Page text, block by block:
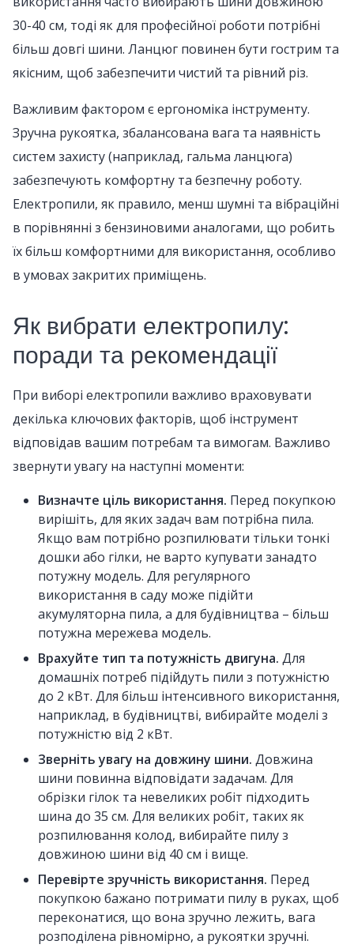
30-40 см, тоді як для професійної роботи потрібні
більш довгі шини. Ланцюг повинен бути гострим та
якісним, щоб забезпечити чистий та рівний різ.
Важливим фактором є ергономіка інструменту.
Зручна рукоятка, збалансована вага та наявність
систем захисту (наприклад, гальма ланцюга)
забезпечують комфортну та безпечну роботу.
Електропили, як правило, менш шумні та вібраційні
в порівнянні з бензиновими аналогами, що робить
їх більш комфортними для використання, особливо
в умовах закритих приміщень.
Як вибрати електропилу:
поради та рекомендації
При виборі електропили важливо враховувати
декілька ключових факторів, щоб інструмент
відповідав вашим потребам та вимогам. Важливо
звернути увагу на наступні моменти:
Визначте ціль використання. Перед покупкою
вирішіть, для яких задач вам потрібна пила.
Якщо вам потрібно розпилювати тільки тонкі
дошки або гілки, не варто купувати занадто
потужну модель. Для регулярного
використання в саду може підійти
акумуляторна пила, а для будівництва – більш
потужна мережева модель.
Врахуйте тип та потужність двигуна. Для
домашніх потреб підійдуть пили з потужністю
до 2 кВт. Для більш інтенсивного використання,
наприклад, в будівництві, вибирайте моделі з
потужністю від 2 кВт.
Зверніть увагу на довжину шини. Довжина
шини повинна відповідати задачам. Для
обрізки гілок та невеликих робіт підходить
шина до 35 см. Для великих робіт, таких як
розпилювання колод, вибирайте пилу з
довжиною шини від 40 см і вище.
Перевірте зручність використання. Перед
покупкою бажано потримати пилу в руках, щоб
переконатися, що вона зручно лежить, вага
розподілена рівномірно, а рукоятки зручні.